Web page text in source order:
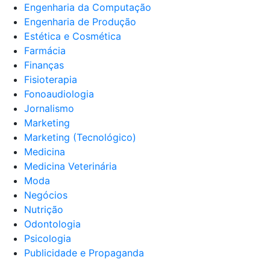
Engenharia da Computação
Engenharia de Produção
Estética e Cosmética
Farmácia
Finanças
Fisioterapia
Fonoaudiologia
Jornalismo
Marketing
Marketing (Tecnológico)
Medicina
Medicina Veterinária
Moda
Negócios
Nutrição
Odontologia
Psicologia
Publicidade e Propaganda